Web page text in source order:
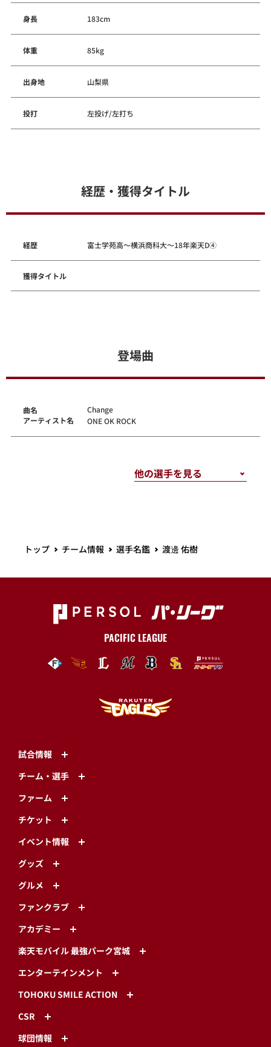
身長 183cm
体重 85kg
出身地 山梨県
投打 左投げ/左打ち
経歴・獲得タイトル
経歴 富士学苑高～横浜商科大～18年楽天D④
獲得タイトル
登場曲
曲名
アーティスト名
Change
ONE OK ROCK
トップ チーム情報 選手名鑑 渡邊 佑樹
PACIFIC LEAGUE
試合情報
チーム・選手
ファーム
チケット
イベント情報
グッズ
グルメ
ファンクラブ
アカデミー
楽天モバイル 最強パーク宮城
エンターテインメント
TOHOKU SMILE ACTION
CSR
球団情報